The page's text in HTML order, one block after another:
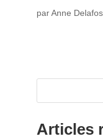
parAnne
Articles